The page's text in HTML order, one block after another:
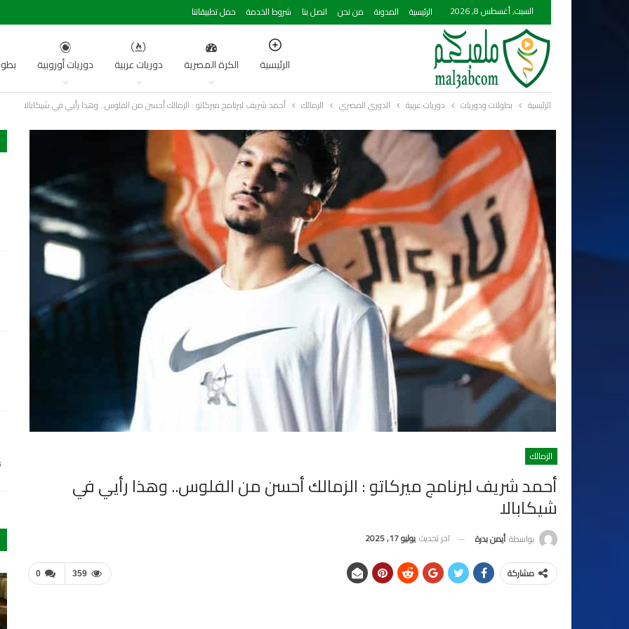
السبت, أغسطس 8, 2026 الرئيسية المدونة من نحن اتصل بنا شروط الخدمة حمل تطبيقاتنا
الرئيسية الكرة المصرية دوريات عربية دوريات أوروبية
الرئيسية بطولات ودوريات دوريات عربية الدوري المصري الزمالك أحمد شريف لبرنامج ميركاتو : الزمالك أحسن من الفلوس.. وهذا رأيي في شيكابالا
الزمالك
أحمد شريف لبرنامج ميركاتو : الزمالك أحسن من الفلوس.. وهذا رأيي في
شيكابالا
بواسطة أيمن بدرة اخر تحديث يوليو 17, 2025
0 359 مشاركة